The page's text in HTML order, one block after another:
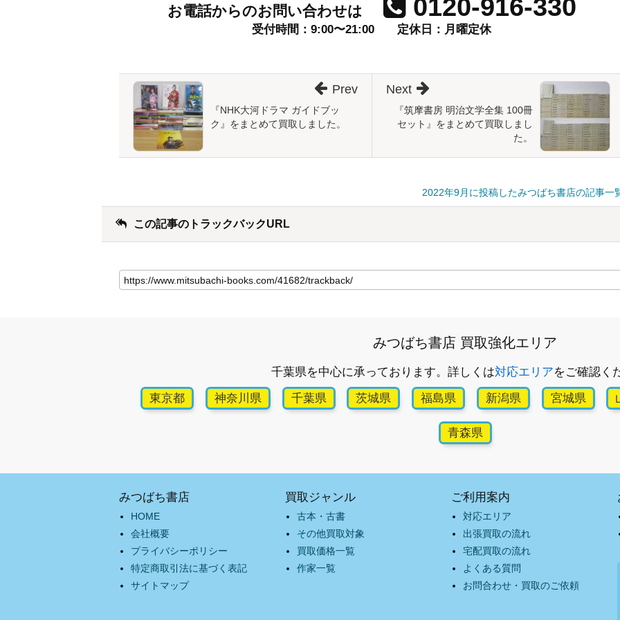
お電話からのお問い合わせは 0120-916-330
受付時間：9:00〜21:00 定休日：月曜定休
『筑摩書房 明治文学全集 100冊
セット』をまとめて買取しまし
た。
Next
『NHK大河ドラマ ガイドブッ
ク』をまとめて買取しました。
Prev
2022年9月に投稿したみつばち書店の記事一
この記事のトラックバックURL
みつばち書店 買取強化エリア
千葉県を中心に承っております。詳しくは対応エリアをご確認く
東京都
神奈川県 千葉県 茨城県 福島県 新潟県 宮城県
青森県
みつばち書店
HOME
会社概要
プライバシーポリシー
特定商取引法に基づく表記
サイトマップ
買取ジャンル
古本・古書
その他買取対象
買取価格一覧
作家一覧
ご利用案内
対応エリア
出張買取の流れ
宅配買取の流れ
よくある質問
お問合わせ・買取のご依頼